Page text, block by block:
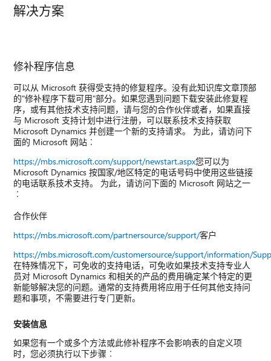
解决方案
修补程序信息
可以从 Microsoft 获得受支持的修复程序。没有此知识库文章顶部
的"修补程序下载可用"部分。如果您遇到问题下载安装此修复程
序，或有其他技术支持问题，请与您的合作伙伴或者，如果直接
与 Microsoft 支持计划中进行注册，可以联系技术支持获取
Microsoft Dynamics 并创建一个新的支持请求。 为此，请访问下
面的 Microsoft 网站︰
https://mbs.microsoft.com/support/newstart.aspx您可以为
Microsoft Dynamics 按国家/地区特定的电话号码中使用这些链接
的电话联系技术支持。 为此，请访问下面的 Microsoft 网站之一
︰
合作伙伴
https://mbs.microsoft.com/partnersource/support/客户
https://mbs.microsoft.com/customersource/support/information/
在特殊情况下，可免收的支持电话，可免收如果技术支持专业人
员对 Microsoft Dynamics 和相关的产品的费用确定某个特定的更
新能够解决您的问题。通常的支持费用将应用于任何其他支持问
题和事项，不需要进行专门更新。
安装信息
如果您有一个或多个方法或此修补程序不会影响表的自定义项
时，您必须执行以下步骤︰